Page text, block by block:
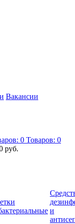
Вакансии
0 Товаров: 0
руб.
и